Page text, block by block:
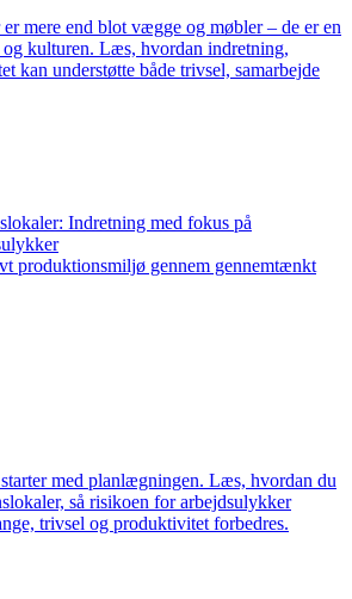
mere end blot vægge og møbler – de er en
kulturen. Læs, hvordan indretning,
kan understøtte både trivsel, samarbejde
Indretning med fokus på
produktionsmiljø gennem gennemtænkt
med planlægningen. Læs, hvordan du
så risikoen for arbejdsulykker
trivsel og produktivitet forbedres.